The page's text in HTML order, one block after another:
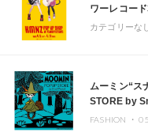
ワーレコー
カテゴリーな
ムーミン“ス
STORE by
催中
FASHION ・